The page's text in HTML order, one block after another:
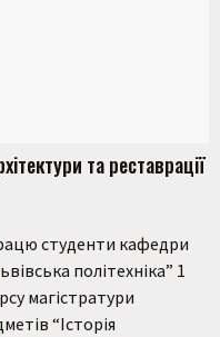
та реставрації
студенти кафедри
політехніка” 1
магістратури
“Історія